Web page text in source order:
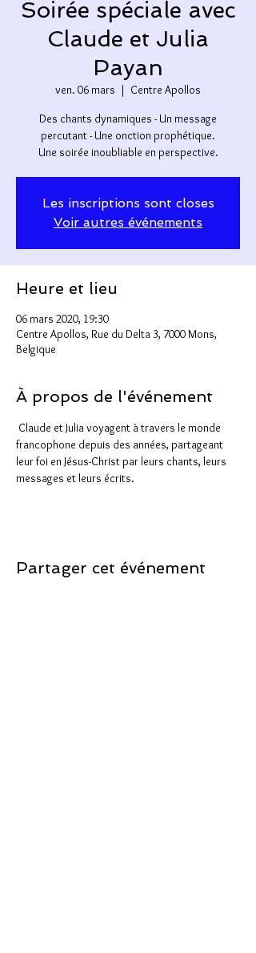
Soirée spéciale avec
Claude et Julia
Payan
ven. 06 mars
  |
Centre Apollos
Des chants dynamiques - Un message
percutant - Une onction prophétique.
Une soirée inoubliable en perspective.
Les inscriptions sont closes
Voir autres événements
Heure et lieu
06 mars 2020, 19:30
Centre Apollos, Rue du Delta 3, 7000 Mons,
Belgique
À propos de l'événement
Claude et Julia voyagent à travers le monde
francophone depuis des années, partageant
leur foi en Jésus-Christ par leurs chants, leurs
messages et leurs écrits.
Partager cet événement